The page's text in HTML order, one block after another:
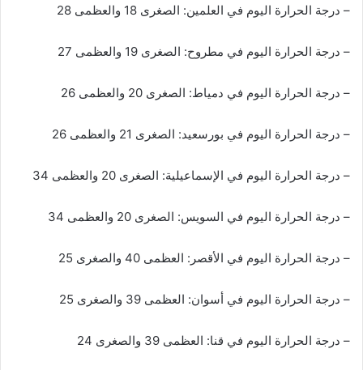
– درجة الحرارة اليوم في العلمين: الصغرى 18 والعظمى 28
– درجة الحرارة اليوم في مطروح: الصغرى 19 والعظمى 27
– درجة الحرارة اليوم في دمياط: الصغرى 20 والعظمى 26
– درجة الحرارة اليوم في بورسعيد: الصغرى 21 والعظمى 26
– درجة الحرارة اليوم في الإسماعيلية: الصغرى 20 والعظمى 34
– درجة الحرارة اليوم في السويس: الصغرى 20 والعظمى 34
– درجة الحرارة اليوم في الأقصر: العظمى 40 والصغرى 25
– درجة الحرارة اليوم في أسوان: العظمى 39 والصغرى 25
– درجة الحرارة اليوم في قنا: العظمى 39 والصغرى 24